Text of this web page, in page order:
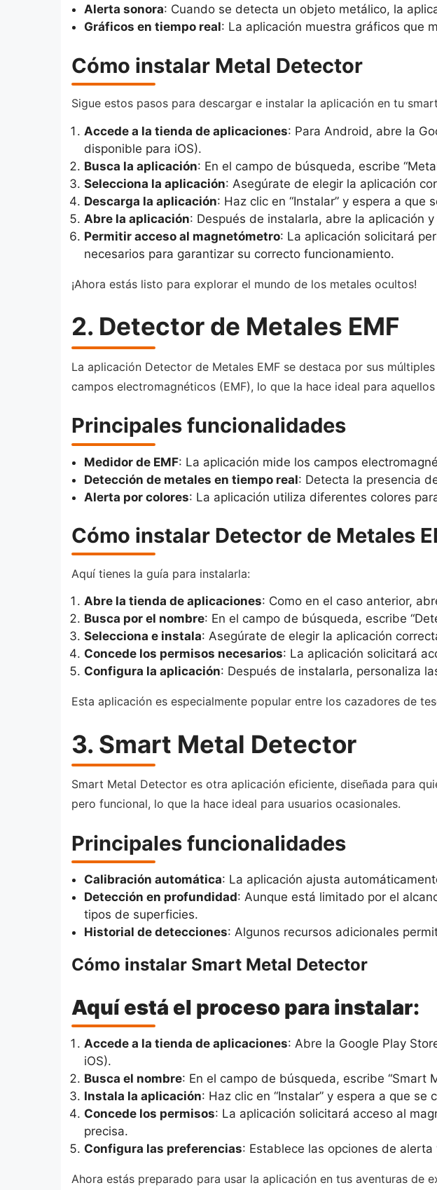
Alerta sonora: Cuando se detecta un objeto metálico, la
Gráficos en tiempo real: La aplicación muestra gráficos que
Cómo instalar Metal Detector
Sigue estos pasos para descargar e instalar la aplicación en tu
Accede a la tienda de aplicaciones: Para Android, abre la
disponible para iOS).
Busca la aplicación: En el campo de búsqueda, escribe
Selecciona la aplicación: Asegúrate de elegir la aplicación
Descarga la aplicación: Haz clic en “Instalar” y espera a que
Abre la aplicación: Después de instalarla, abre la aplicación
Permitir acceso al magnetómetro: La aplicación solicitará
necesarios para garantizar su correcto funcionamiento.
¡Ahora estás listo para explorar el mundo de los metales ocultos!
2. Detector de Metales EMF
La aplicación Detector de Metales EMF se destaca por sus
campos electromagnéticos (EMF), lo que la hace ideal para
Principales funcionalidades
Medidor de EMF: La aplicación mide los campos
Detección de metales en tiempo real: Detecta la presencia
Alerta por colores: La aplicación utiliza diferentes colores
Cómo instalar Detector de Metales
Aquí tienes la guía para instalarla:
Abre la tienda de aplicaciones: Como en el caso anterior,
Busca por el nombre: En el campo de búsqueda, escribe
Selecciona e instala: Asegúrate de elegir la aplicación
Concede los permisos necesarios: La aplicación solicitará
Configura la aplicación: Después de instalarla, personaliza
Esta aplicación es especialmente popular entre los cazadores de
3. Smart Metal Detector
Smart Metal Detector es otra aplicación eficiente, diseñada para
pero funcional, lo que la hace ideal para usuarios ocasionales.
Principales funcionalidades
Calibración automática: La aplicación ajusta
Detección en profundidad: Aunque está limitado por el
tipos de superficies.
Historial de detecciones: Algunos recursos adicionales
Cómo instalar Smart Metal Detector
Aquí está el proceso para instalar:
Accede a la tienda de aplicaciones: Abre la Google Play
iOS).
Busca el nombre: En el campo de búsqueda, escribe “Smart
Instala la aplicación: Haz clic en “Instalar” y espera a que se
Concede los permisos: La aplicación solicitará acceso al
precisa.
Configura las preferencias: Establece las opciones de
Ahora estás preparado para usar la aplicación en tus aventuras de